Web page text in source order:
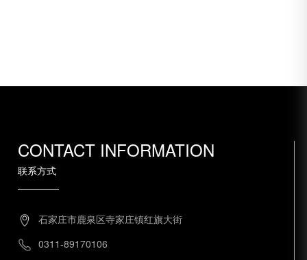
CONTACT INFORMATION
联系方式
石家庄市鹿泉区寺家庄镇红旗大街
0311-89170106